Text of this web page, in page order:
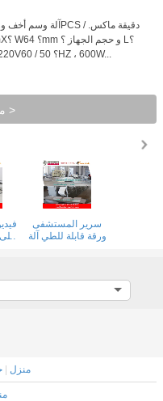
1010mmX؟ W؟ 1200MM استهلاك الطاقة AC 220V؟ 50 / 60HZ ، 600W...
منتوج وصف >
سرير المستشفى
ورقة قابلة للطي آلة
منزل |